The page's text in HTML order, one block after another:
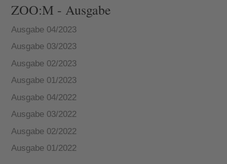
ZOO:M - Ausgabe
Ausgabe 04/2023
Ausgabe 03/2023
Ausgabe 02/2023
Ausgabe 01/2023
Ausgabe 04/2022
Ausgabe 03/2022
Ausgabe 02/2022
Ausgabe 01/2022